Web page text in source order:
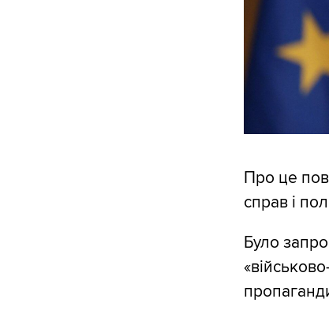
Про це
справ і
Було